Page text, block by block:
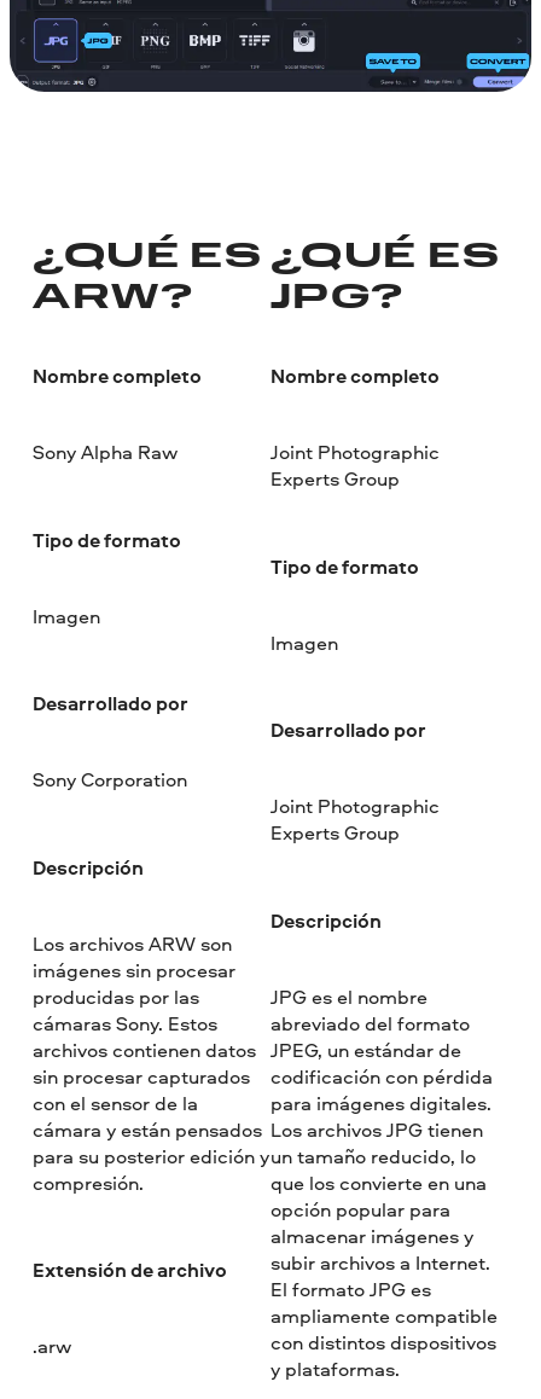
¿QUÉ ES
ARW?
Nombre completo
Sony Alpha Raw
Tipo de formato
Imagen
Desarrollado por
Sony Corporation
Descripción
Los archivos ARW son
imágenes sin procesar
producidas por las
cámaras Sony. Estos
archivos contienen datos
sin procesar capturados
con el sensor de la
cámara y están pensados
para su posterior edición y
compresión.
Extensión de archivo
.arw
¿QUÉ ES
JPG?
Nombre completo
Joint Photographic
Experts Group
Tipo de formato
Imagen
Desarrollado por
Joint Photographic
Experts Group
Descripción
JPG es el nombre
abreviado del formato
JPEG, un estándar de
codificación con pérdida
para imágenes digitales.
Los archivos JPG tienen
un tamaño reducido, lo
que los convierte en una
opción popular para
almacenar imágenes y
subir archivos a Internet.
El formato JPG es
ampliamente compatible
con distintos dispositivos
y plataformas.